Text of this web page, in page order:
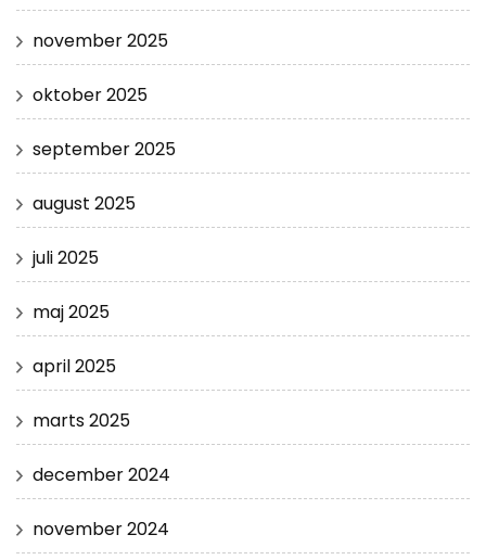
november 2025
oktober 2025
september 2025
august 2025
juli 2025
maj 2025
april 2025
marts 2025
december 2024
november 2024